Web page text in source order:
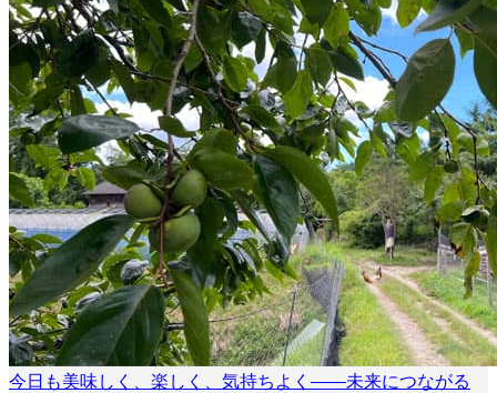
今日も美味しく、楽しく、気持ちよく――未来につながる